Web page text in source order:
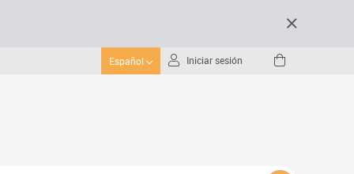
Español Iniciar sesión